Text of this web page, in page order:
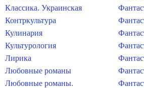
Классика. Украинская
Контркультура
Кулинария
Культурология
Лирика
Любовные романы
Любовные романы.